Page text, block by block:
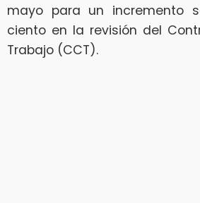
mayo para un incremento
ciento en la revisión del
Trabajo (CCT).